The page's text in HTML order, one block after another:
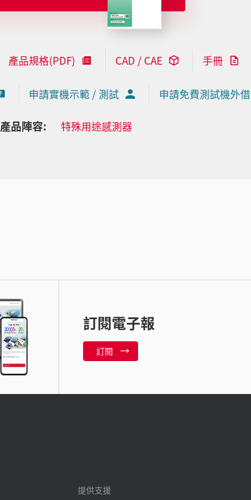
產品規格(PDF) CAD / CAE 手冊
申請實機示範 / 測試 申請免費測試機外借
產品陣容: 特殊用途感測器
訂閱電子報
訂閱
提供支援